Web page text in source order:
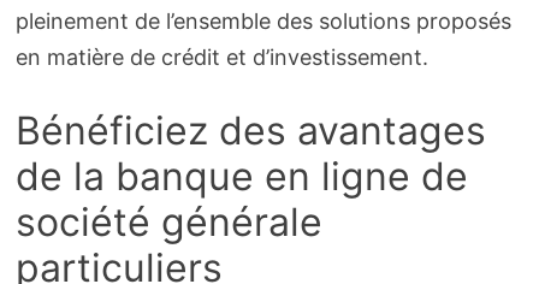
pleinement de l’ensemble des solutions proposés
en matière de crédit et d’investissement.
Bénéficiez des avantages
de la banque en ligne de
société générale
particuliers